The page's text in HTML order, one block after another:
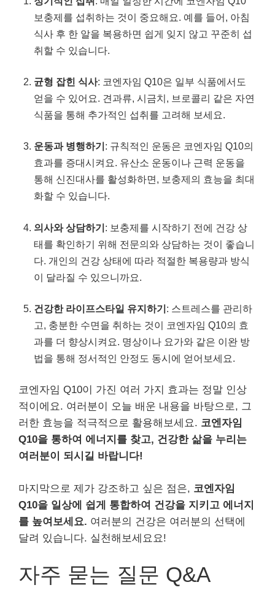
보충제를 섭취하는 것이 중요해요. 예를 들어, 아침
식사 후 한 알을 복용하면 쉽게 잊지 않고 꾸준히 섭
취할 수 있습니다.
균형 잡힌 식사: 코엔자임 Q10은 일부 식품에서도
얻을 수 있어요. 견과류, 시금치, 브로콜리 같은 자연
식품을 통해 추가적인 섭취를 고려해 보세요.
운동과 병행하기 : 규칙적인 운동은 코엔자임 Q10의
효과를 증대시켜요. 유산소 운동이나 근력 운동을
통해 신진대사를 활성화하면, 보충제의 효능을 최대
화할 수 있습니다.
의사와 상담하기: 보충제를 시작하기 전에 건강 상
태를 확인하기 위해 전문의와 상담하는 것이 좋습니
다. 개인의 건강 상태에 따라 적절한 복용량과 방식
이 달라질 수 있으니까요.
건강한 라이프스타일 유지하기: 스트레스를 관리하
고, 충분한 수면을 취하는 것이 코엔자임 Q10의 효
과를 더 향상시켜요. 명상이나 요가와 같은 이완 방
법을 통해 정서적인 안정도 동시에 얻어보세요.
코엔자임 Q10이 가진 여러 가지 효과는 정말 인상
적이에요. 여러분이 오늘 배운 내용을 바탕으로, 그
러한 효능을 적극적으로 활용해보세요. 코엔자임
Q10을 통하여 에너지를 찾고, 건강한 삶을 누리는
여러분이 되시길 바랍니다!
마지막으로 제가 강조하고 싶은 점은, 코엔자임
Q10을 일상에 쉽게 통합하여 건강을 지키고 에너지
를 높여보세요. 여러분의 건강은 여러분의 선택에
달려 있습니다. 실천해보세요요!
자주 묻는 질문 Q&A